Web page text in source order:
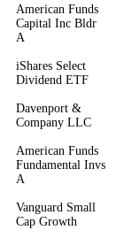
American Funds
Capital Inc Bldr
A
iShares Select
Dividend ETF
Davenport &
Company LLC
American Funds
Fundamental Invs
A
Vanguard Small
Cap Growth